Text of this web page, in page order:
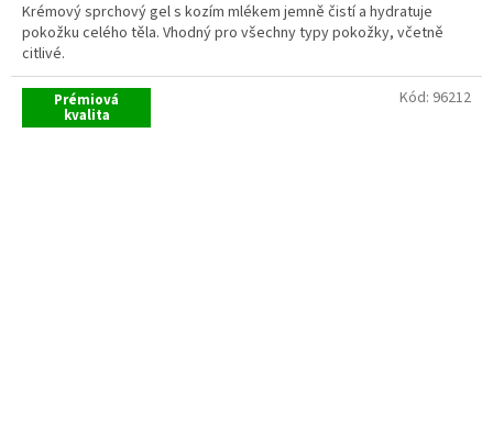
Krémový sprchový gel s kozím mlékem jemně čistí a hydratuje
pokožku celého těla. Vhodný pro všechny typy pokožky, včetně
citlivé.
Prémiová
kvalita
Kód: 96212